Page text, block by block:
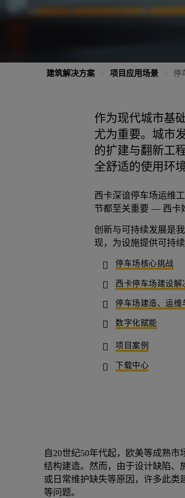
建筑解决方案 项目应用场景 停
作为现代城市基
尤为重要。城市
的扩建与翻新工
全舒适的使用环
西卡深谙停车场运维
节都至关重要 — 西卡
创新与可持续发展是
现，为设施提供可持
停车场核心挑战
西卡停车场建设解
停车场建造、运维
数字化赋能
项目案例
下载中心
自20世纪50年代起，欧美等成熟
结构建造。然而，由于设计缺陷、
或日常维护缺失等原因，许多此类
等问题。